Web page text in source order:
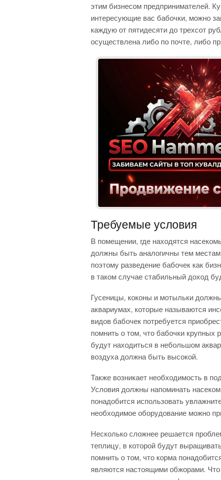
этим бизнесом предпринимателей.
интересующие вас бабочки, можно
каждую от пятидесяти до трехсот
осуществлена либо по почте, либо
Требуемые условия
В помещении, где находятся
должны быть аналогичны тем
поэтому разведение бабочек как
в таком случае стабильный доход
Гусеницы, коконы и мотыльки
аквариумах, которые называются
видов бабочек потребуется
помнить о том, что бабочки крупных
будут находиться в небольшом
воздуха должна быть высокой.
Также возникает необходимость в
Условия должны напоминать
понадобится использовать
необходимое оборудование можно
Несколько сложнее решается
теплицу, в которой будут
помнить о том, что корма
являются настоящими обжорами.